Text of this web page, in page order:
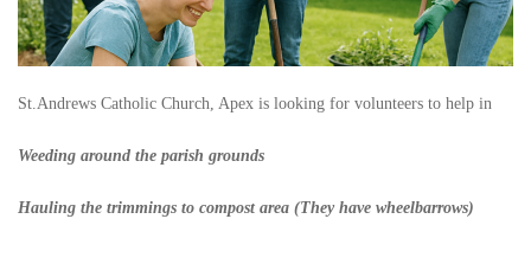
St.Andrews Catholic Church, Apex is looking for volunteers to help in
Weeding around the parish grounds
Hauling the trimmings to compost area (They have wheelbarrows)